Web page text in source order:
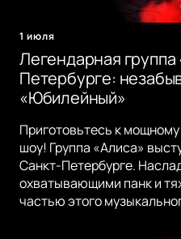
1 июля
Легендарная
Петербурге:
«Юбилейный»
Приготовьтесь к
шоу! Группа «Алиса»
Санкт-Петербурге.
охватывающими панк и
частью этого